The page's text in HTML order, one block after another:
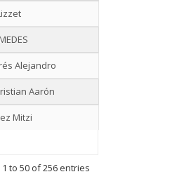
Alejandro
Aarón
Mitzi
to 50 of 256 entries